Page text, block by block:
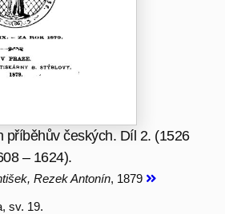
příběhův českých. Díl 2. (1526
– 1624).
Rezek Antonín, 1879
sv. 19.